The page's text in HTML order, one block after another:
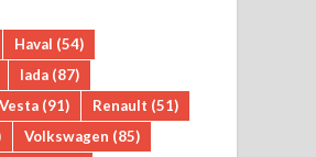
Haval (54)
lada (87)
(91) Renault (51)
Volkswagen (85)